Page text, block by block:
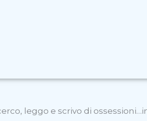
leggo e scrivo di